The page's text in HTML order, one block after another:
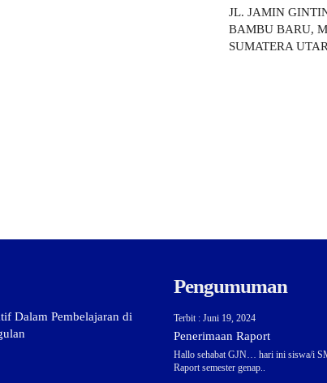
JL. JAMIN
BAMBU BARU,
SUMATERA
Dalam Pembelajaran di
Pengumuman
Terbit : Juni 19, 2024
Penerimaan Raport
Hallo sehabat GJN… hari ini siswa/i
Raport semester genap..